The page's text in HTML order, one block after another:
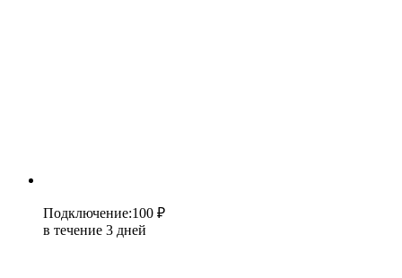
Подключение:100 ₽
в течение 3 дней